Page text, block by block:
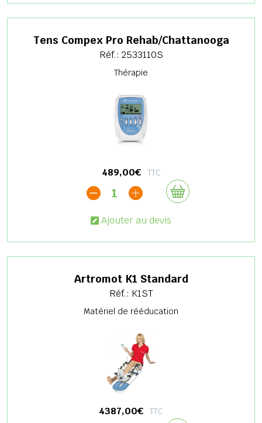
Tens Compex Pro Rehab/Chattanooga
Réf.: 2533110S
Thérapie
489,00€ TTC
1
Ajouter au devis
Artromot K1 Standard
Réf.: K1ST
Matériel de rééducation
4387,00€ TTC